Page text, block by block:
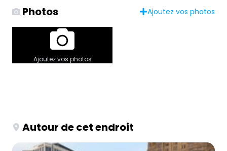
Photos Ajoutez vos photos
Ajoutez vos photos
Autour de cet endroit